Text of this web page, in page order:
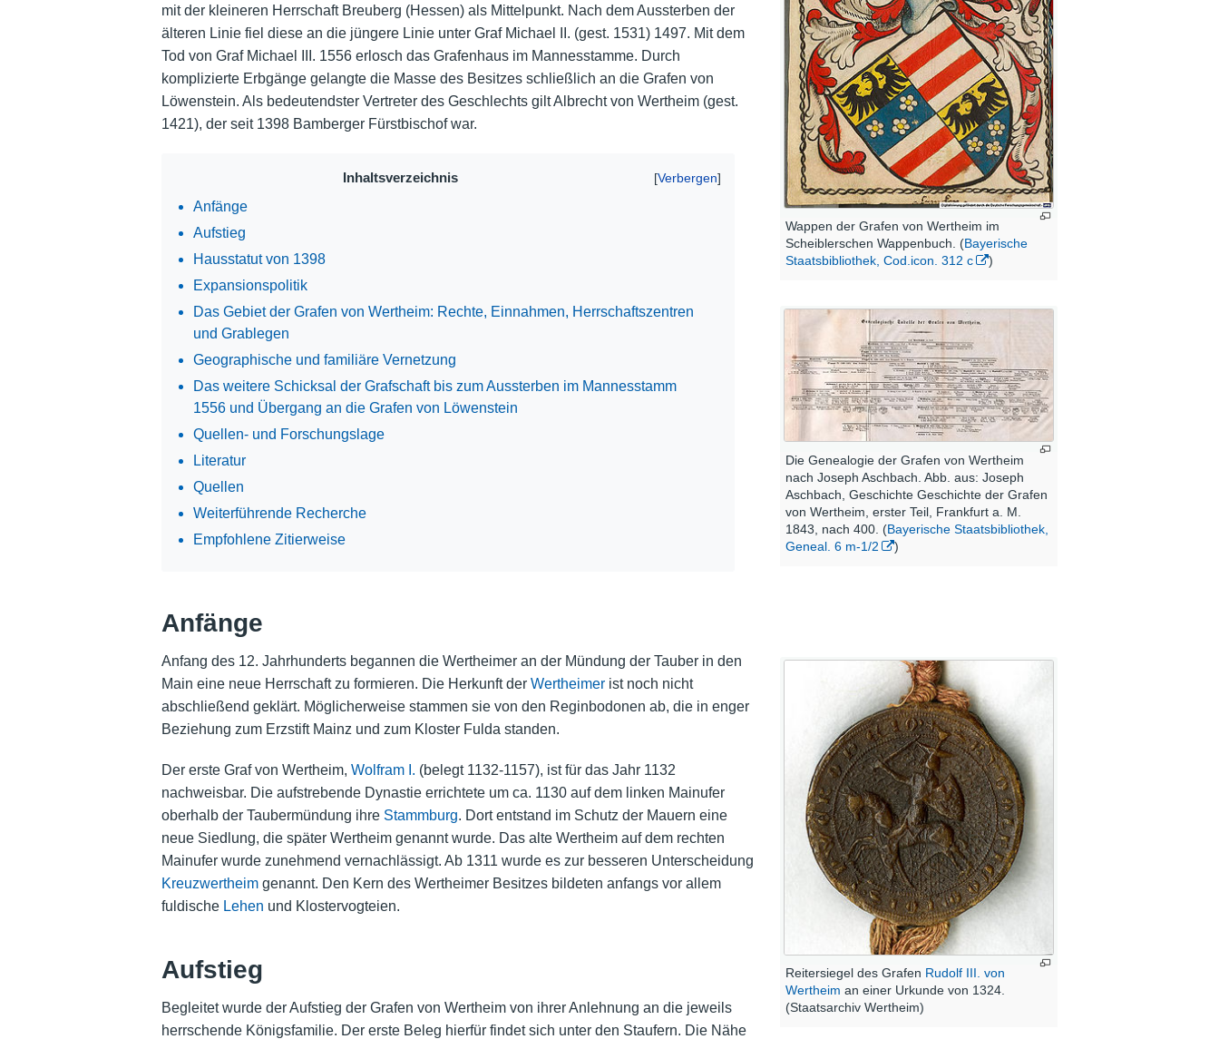
Wappen der Grafen von Wertheim im
Scheiblerschen Wappenbuch. (Bayerische
Staatsbibliothek, Cod.icon. 312 c
)
Die Genealogie der Grafen von Wertheim
nach Joseph Aschbach. Abb. aus: Joseph
Aschbach, Geschichte Geschichte der Grafen
von Wertheim, erster Teil, Frankfurt a. M.
1843, nach 400. (Bayerische Staatsbibliothek,
Geneal. 6 m-1/2
)
mit der kleineren Herrschaft Breuberg (Hessen) als Mittelpunkt. Nach dem Aussterben der
älteren Linie fiel diese an die jüngere Linie unter Graf Michael II. (gest. 1531) 1497. Mit dem
Tod von Graf Michael III. 1556 erlosch das Grafenhaus im Mannesstamme. Durch
komplizierte Erbgänge gelangte die Masse des Besitzes schließlich an die Grafen von
Löwenstein. Als bedeutendster Vertreter des Geschlechts gilt Albrecht von Wertheim (gest.
1421), der seit 1398 Bamberger Fürstbischof war.
Inhaltsverzeichnis
Anfänge
Aufstieg
Hausstatut von 1398
Expansionspolitik
Das Gebiet der Grafen von Wertheim: Rechte, Einnahmen, Herrschaftszentren
und Grablegen
Geographische und familiäre Vernetzung
Das weitere Schicksal der Grafschaft bis zum Aussterben im Mannesstamm
1556 und Übergang an die Grafen von Löwenstein
Quellen- und Forschungslage
Literatur
Quellen
Weiterführende Recherche
Empfohlene Zitierweise
Anfänge
Reitersiegel des Grafen Rudolf III. von
Wertheim an einer Urkunde von 1324.
(Staatsarchiv Wertheim)
Anfang des 12. Jahrhunderts begannen die Wertheimer an der Mündung der Tauber in den
Main eine neue Herrschaft zu formieren. Die Herkunft der Wertheimerist noch nicht
abschließend geklärt. Möglicherweise stammen sie von den Reginbodonen ab, die in enger
Beziehung zum Erzstift Mainz und zum Kloster Fulda standen.
Der erste Graf von Wertheim, Wolfram I. (belegt 1132-1157), ist für das Jahr 1132
nachweisbar. Die aufstrebende Dynastie errichtete um ca. 1130 auf dem linken Mainufer
oberhalb der Taubermündung ihre Stammburg. Dort entstand im Schutz der Mauern eine
neue Siedlung, die später Wertheim genannt wurde. Das alte Wertheim auf dem rechten
Mainufer wurde zunehmend vernachlässigt. Ab 1311 wurde es zur besseren Unterscheidung
Kreuzwertheimgenannt. Den Kern des Wertheimer Besitzes bildeten anfangs vor allem
fuldische Lehen und Klostervogteien.
Aufstieg
Begleitet wurde der Aufstieg der Grafen von Wertheim von ihrer Anlehnung an die jeweils
herrschende Königsfamilie. Der erste Beleg hierfür findet sich unter den Staufern. Die Nähe